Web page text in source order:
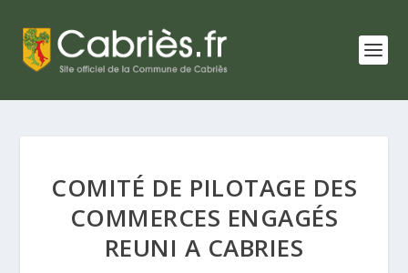
COMITÉ DE PILOTAGE DES
COMMERCES ENGAGÉS
REUNI A CABRIES